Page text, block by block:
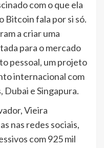
com o que ela
Bitcoin fala por si só.
a criar uma
para o mercado
pessoal, um projeto
internacional com
Dubai e Singapura.
Vieira
nas redes sociais,
com 925 mil